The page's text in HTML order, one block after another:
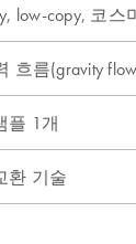
low-copy, 코스
흐름(gravity
플 1개
환 기술